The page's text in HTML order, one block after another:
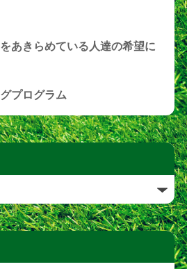
あきらめている人達の希望に
プログラム